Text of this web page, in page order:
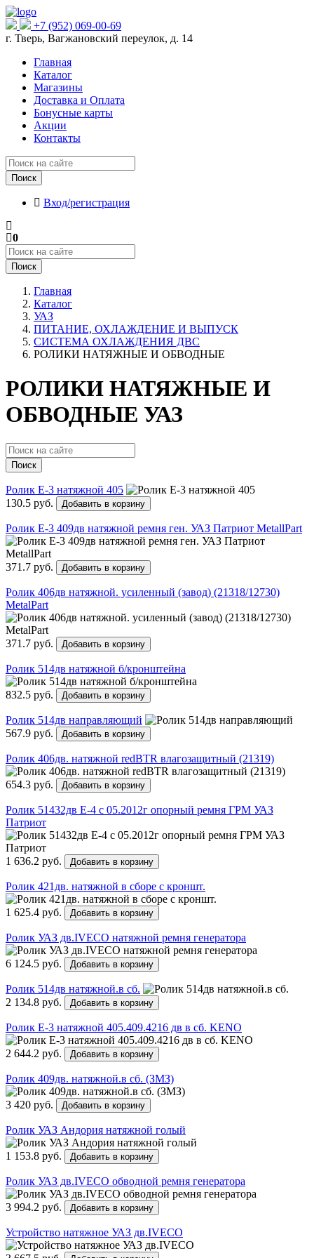
+7 (952) 069-00-69
г. Тверь, Вагжановский переулок, д. 14
Главная
Каталог
Магазины
Доставка и Оплата
Бонусные карты
Акции
Контакты
Поиск
Вход/регистрация
0
Поиск
Главная
Каталог
УАЗ
ПИТАНИЕ, ОХЛАЖДЕНИЕ И ВЫПУСК
СИСТЕМА ОХЛАЖДЕНИЯ ДВС
РОЛИКИ НАТЯЖНЫЕ И ОБВОДНЫЕ
РОЛИКИ НАТЯЖНЫЕ И
ОБВОДНЫЕ УАЗ
Поиск
Ролик Е-3 натяжной 405
130.5 руб.
Добавить в корзину
Ролик Е-3 409дв натяжной ремня ген. УАЗ Патриот MetallPart
371.7 руб. Добавить в корзину
Ролик 406дв натяжной. усиленный (завод) (21318/12730)
MetalPart
371.7 руб. Добавить в корзину
Ролик 514дв натяжной б/кронштейна
832.5 руб. Добавить в корзину
Ролик 514дв направляющий
567.9 руб.
Добавить в корзину
Ролик 406дв. натяжной redBTR влагозащитный (21319)
654.3 руб. Добавить в корзину
Ролик 51432дв Е-4 с 05.2012г опорный ремня ГРМ УАЗ
Патриот
1 636.2 руб. Добавить в корзину
Ролик 421дв. натяжной в сборе с кроншт.
1 625.4 руб. Добавить в корзину
Ролик УАЗ дв.IVECO натяжной ремня генератора
6 124.5 руб. Добавить в корзину
Ролик 514дв натяжной.в сб.
2 134.8 руб.
Добавить в корзину
Ролик Е-3 натяжной 405.409.4216 дв в сб. KENO
2 644.2 руб. Добавить в корзину
Ролик 409дв. натяжной.в сб. (ЗМЗ)
3 420 руб. Добавить в корзину
Ролик УАЗ Андория натяжной голый
1 153.8 руб. Добавить в корзину
Ролик УАЗ дв.IVECO обводной ремня генератора
3 994.2 руб. Добавить в корзину
Устройство натяжное УАЗ дв.IVECO